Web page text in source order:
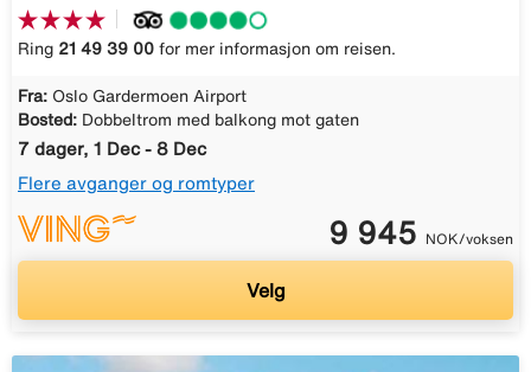
Ring 21 49 39 00 for mer informasjon om reisen.
Fra: Oslo Gardermoen Airport
Bosted: Dobbeltrom med balkong mot gaten
7 dager, 1 Dec - 8 Dec
Flere avganger og romtyper
9 945 NOK/voksen
Velg